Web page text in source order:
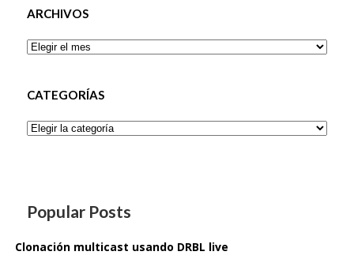
ARCHIVOS
Archivos
CATEGORÍAS
Categorías
Popular Posts
Clonación multicast usando DRBL live